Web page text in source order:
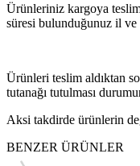
Ürünleriniz kargoya
süresi bulunduğunuz il
Ürünleri teslim aldıktan
tutanağı tutulması
Aksi takdirde ürünlerin
BENZER ÜRÜNLER